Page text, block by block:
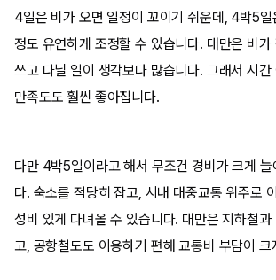
4일은 비가 오면 일정이 꼬이기 쉬운데, 4박5일
정도 유연하게 조정할 수 있습니다. 대만은 비가
쓰고 다닐 일이 생각보다 많습니다. 그래서 시간
만족도도 훨씬 좋아집니다.
다만 4박5일이라고 해서 무조건 경비가 크게 늘
다. 숙소를 적당히 잡고, 시내 대중교통 위주로
성비 있게 다녀올 수 있습니다. 대만은 지하철과
고, 공항철도도 이용하기 편해 교통비 부담이 크